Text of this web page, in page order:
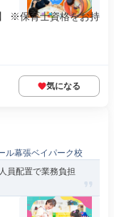
※保育士資格をお持
気になる
ル幕張ベイパーク校
員配置で業務負担